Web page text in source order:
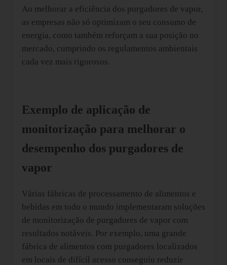
Ao melhorar a eficiência dos purgadores de vapor,
as empresas não só optimizam o seu consumo de
energia, como também reforçam a sua posição no
mercado, cumprindo os regulamentos ambientais
cada vez mais rigorosos.
Exemplo de aplicação de
monitorização para melhorar o
desempenho dos purgadores de
vapor
Várias fábricas de processamento de alimentos e
bebidas em todo o mundo implementaram soluções
de monitorização de purgadores de vapor com
resultados notáveis. Por exemplo, uma grande
fábrica de alimentos com purgadores localizados
em locais de difícil acesso conseguiu reduzir